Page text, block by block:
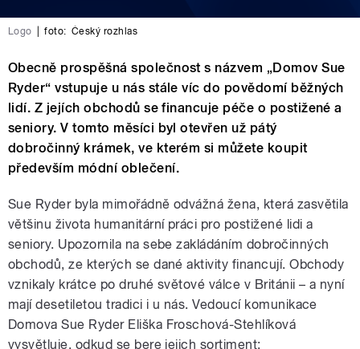
Logo foto: Český rozhlas
Obecně prospěšná společnost s názvem „Domov Sue
Ryder“ vstupuje u nás stále víc do povědomí běžných
lidí. Z jejích obchodů se financuje péče o postižené a
seniory. V tomto měsíci byl otevřen už pátý
dobročinný krámek, ve kterém si můžete koupit
především módní oblečení.
Sue Ryder byla mimořádně odvážná žena, která zasvětila
většinu života humanitární práci pro postižené lidi a
seniory. Upozornila na sebe zakládáním dobročinných
obchodů, ze kterých se dané aktivity financují. Obchody
vznikaly krátce po druhé světové válce v Británii – a nyní
mají desetiletou tradici i u nás. Vedoucí komunikace
Domova Sue Ryder Eliška Froschová-Stehlíková
vysvětluje, odkud se bere jejich sortiment: